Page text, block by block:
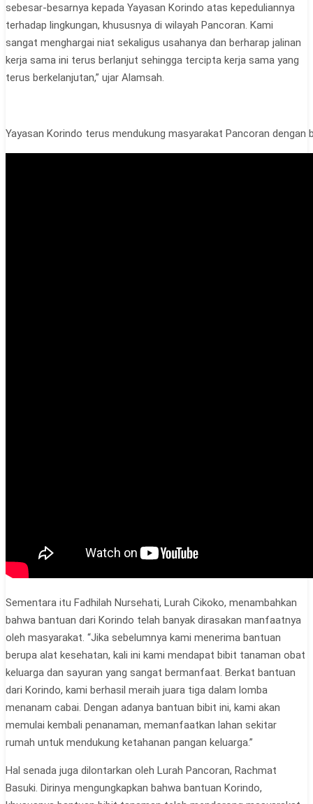
sebesar-besarnya kepada Yayasan Korindo atas kepeduliannya
terhadap lingkungan, khususnya di wilayah Pancoran. Kami
sangat menghargai niat sekaligus usahanya dan berharap jalinan
kerja sama ini terus berlanjut sehingga tercipta kerja sama yang
terus berkelanjutan,” ujar Alamsah.
Yayasan Korindo terus mendukung masyarakat Pancoran
Sementara itu Fadhilah Nursehati, Lurah Cikoko, menambahkan
bahwa bantuan dari Korindo telah banyak dirasakan manfaatnya
oleh masyarakat. “Jika sebelumnya kami menerima bantuan
berupa alat kesehatan, kali ini kami mendapat bibit tanaman obat
keluarga dan sayuran yang sangat bermanfaat. Berkat bantuan
dari Korindo, kami berhasil meraih juara tiga dalam lomba
menanam cabai. Dengan adanya bantuan bibit ini, kami akan
memulai kembali penanaman, memanfaatkan lahan sekitar
rumah untuk mendukung ketahanan pangan keluarga.”
Hal senada juga dilontarkan oleh Lurah Pancoran, Rachmat
Basuki. Dirinya mengungkapkan bahwa bantuan Korindo,